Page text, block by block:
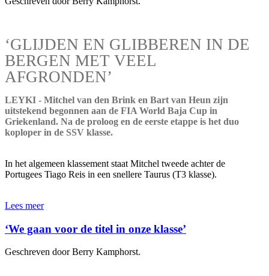
‘GLIJDEN EN GLIBBEREN IN DE
BERGEN MET VEEL
AFGRONDEN’
LEYKI - Mitchel van den Brink en Bart van Heun zijn
uitstekend begonnen aan de FIA World Baja Cup in
Griekenland. Na de proloog en de eerste etappe is het duo
koploper in de SSV klasse.
In het algemeen klassement staat Mitchel tweede achter de
Portugees Tiago Reis in een snellere Taurus (T3 klasse).
Lees meer
‘We gaan voor de titel in onze klasse’
Geschreven door Berry Kamphorst.